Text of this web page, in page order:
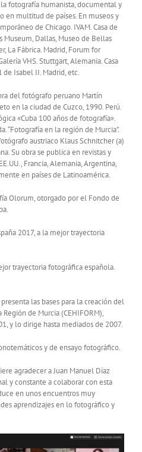
fotografía humanista, documental y
en multitud de países. En museos y
de Chicago. IVAM. Casa de
Dallas, Museo de Bellas
La Fábrica. Madrid, Forum for
VHS. Stuttgart, Alemania. Casa
de Isabel II. Madrid, etc.
del fotógrafo peruano Martín
en la ciudad de Cuzco, 1990. Perú.
«Cuba 100 años de fotografía».
“Fotografía en la región de Murcia”.
austriaco Klaus Schnitcher (a)
Su obra se publica en revistas y
Francia, Alemania, Argentina,
en países de Latinoamérica.
Olorum, otorgado por el Fondo de
2017, a la mejor trayectoria
trayectoria fotográfica española.
las bases para la creación del
de Murcia (CEHIFORM),
y lo dirige hasta mediados de 2007.
y de ensayo fotográfico.
agradecer a Juan Manuel Díaz
y constante a colaborar con esta
en unos encuentros muy
aprendizajes en lo fotográfico y